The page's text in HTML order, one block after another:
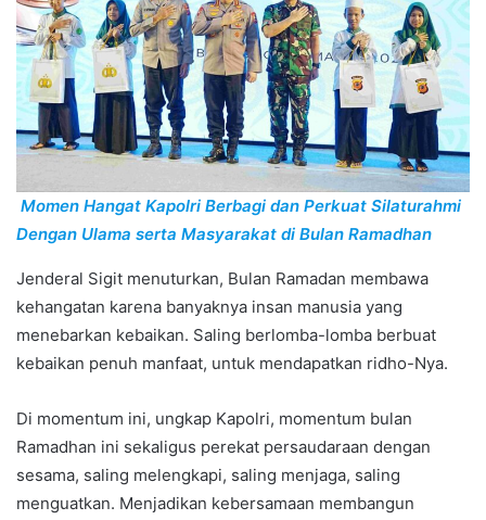
Momen Hangat Kapolri Berbagi dan Perkuat Silaturahmi
Dengan Ulama serta Masyarakat di Bulan Ramadhan
Jenderal Sigit menuturkan, Bulan Ramadan membawa
kehangatan karena banyaknya insan manusia yang
menebarkan kebaikan. Saling berlomba-lomba berbuat
kebaikan penuh manfaat, untuk mendapatkan ridho-Nya.
Di momentum ini, ungkap Kapolri, momentum bulan
Ramadhan ini sekaligus perekat persaudaraan dengan
sesama, saling melengkapi, saling menjaga, saling
menguatkan. Menjadikan kebersamaan membangun